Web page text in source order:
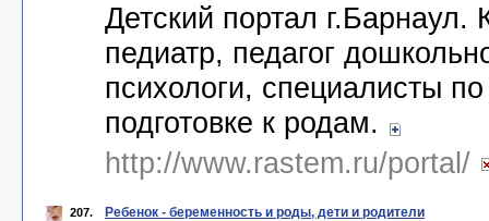
Детский портал г.Барнаул.
педиатр, педагог
психологи, специалисты
подготовке к родам.
http://www.rastem.ru/portal/
207. Ребенок - беременность и роды, дети и родители